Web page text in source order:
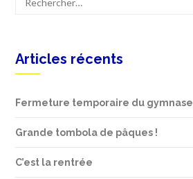
Articles récents
Fermeture temporaire du gymnase
Grande tombola de pâques !
C’est la rentrée